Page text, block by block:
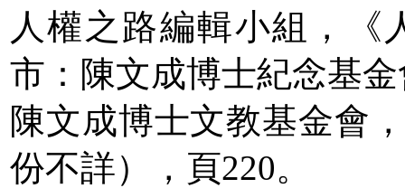
人權之路編輯小組，《
市：陳文成博士紀念基
陳文成博士文教基金會
份不詳），頁220。